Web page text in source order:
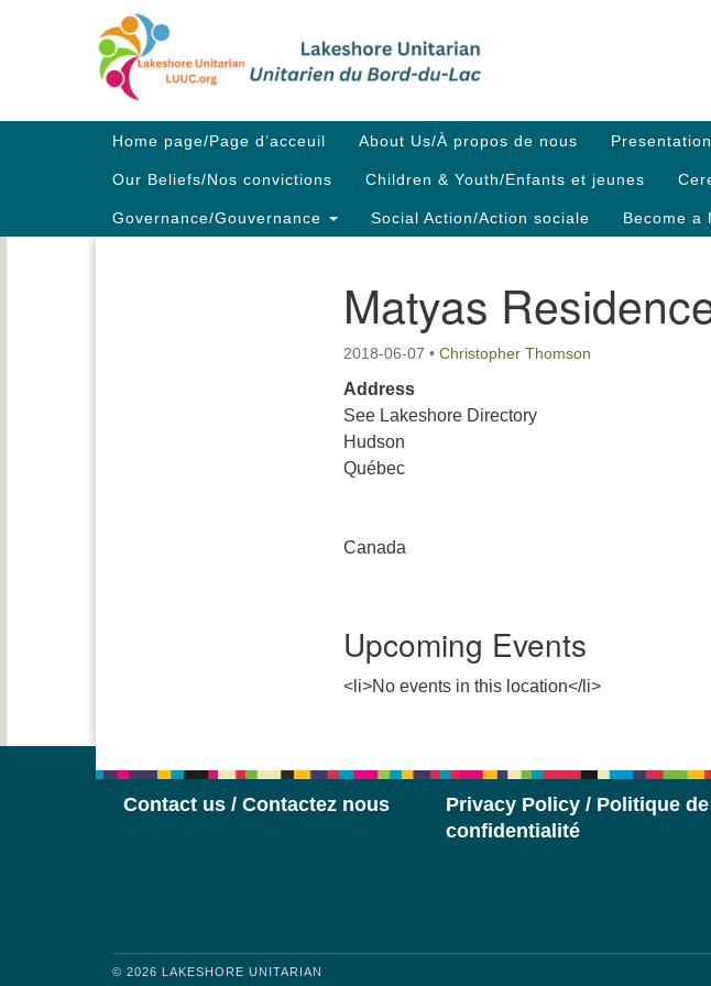
Map
Main
Home page/Page d’acceuil About Us/À propos de nous
Our Beliefs/Nos convictions Children & Youth/Enfants et jeunes
Governance/Gouvernance Social Action/Action sociale Become a
Matyas
2018-06-07 • Christopher Thomson
Address
See Lakeshore Directory
Hudson
Québec
Canada
Upcoming Events
<li>No events in this location</li>
Contact us / Contactez nous
Privacy Policy / Politique de
confidentialité
© 2026 LAKESHORE UNITARIAN